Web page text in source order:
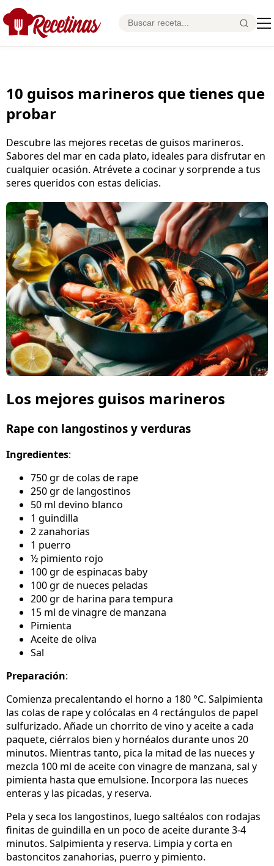
10 guisos marineros que tienes que
probar
Descubre las mejores recetas de guisos marineros.
Sabores del mar en cada plato, ideales para disfrutar en
cualquier ocasión. Atrévete a cocinar y sorprende a tus
seres queridos con estas delicias.
Los mejores guisos marineros
Rape con langostinos y verduras
Ingredientes:
750 gr de colas de rape
250 gr de langostinos
50 ml devino blanco
1 guindilla
2 zanahorias
1 puerro
½ pimiento rojo
100 gr de espinacas baby
100 gr de nueces peladas
200 gr de harina para tempura
15 ml de vinagre de manzana
Pimienta
Aceite de oliva
Sal
Preparación:
Comienza precalentando el horno a 180 °C. Salpimienta
las colas de rape y colócalas en 4 rectángulos de papel
sulfurizado. Añade un chorrito de vino y aceite a cada
paquete, ciérralos bien y hornéalos durante unos 20
minutos. Mientras tanto, pica la mitad de las nueces y
mezcla 100 ml de aceite con vinagre de manzana, sal y
pimienta hasta que emulsione. Incorpora las nueces
enteras y las picadas, y reserva.
Pela y seca los langostinos, luego saltéalos con rodajas
finitas de guindilla en un poco de aceite durante 3-4
minutos. Salpimienta y reserva. Limpia y corta en
bastoncitos zanahorias, puerro y pimiento.